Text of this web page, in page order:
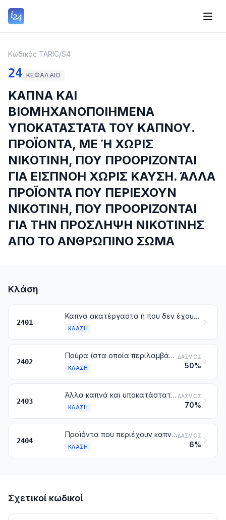
Κωδικός TARIC/S4
24 ΚΕΦΆΛΑΙΟ
ΚΑΠΝΑ ΚΑΙ
ΒΙΟΜΗΧΑΝΟΠΟΙΗΜΕΝΑ
ΥΠΟΚΑΤΑΣΤΑΤΑ ΤΟΥ ΚΑΠΝΟΥ.
ΠΡΟΪΟΝΤΑ, ΜΕ Ή ΧΩΡΙΣ
ΝΙΚΟΤΙΝΗ, ΠΟΥ ΠΡΟΟΡΙΖΟΝΤΑΙ
ΓΙΑ ΕΙΣΠΝΟΗ ΧΩΡΙΣ ΚΑΥΣΗ. ΆΛΛΑ
ΠΡΟΪΟΝΤΑ ΠΟΥ ΠΕΡΙΕΧΟΥΝ
ΝΙΚΟΤΙΝΗ, ΠΟΥ ΠΡΟΟΡΙΖΟΝΤΑΙ
ΓΙΑ ΤΗΝ ΠΡΟΣΛΗΨΗ ΝΙΚΟΤΙΝΗΣ
ΑΠΟ ΤΟ ΑΝΘΡΩΠΙΝΟ ΣΩΜΑ
Κλάση
2401
Καπνά ακατέργαστα ή που δεν έχουν βιομηχανοποιηθεί. Απορρίμματα καπνού
ΚΛΆΣΗ
2402
Πούρα (στα οποία περιλαμβάνονται και εκείνα με κομμένα τα άκρα), πουράκια και τσιγάρα, από καπνό ή υποκατάστατα του καπνού
ΚΛΆΣΗ
ΔΑΣΜΌΣ
50%
2403
Άλλα καπνά και υποκατάστατα του καπνού, που έχουν βιομηχανοποιηθεί. Καπνά «ομογενοποιημένα» ή «ανασχηματισμένα». Εκχυλίσματα και βάμματα καπνού
ΚΛΆΣΗ
ΔΑΣΜΌΣ
70%
2404
Προϊόντα που περιέχουν καπνό, ανασχηματισμένο καπνό, νικοτίνη ή υποκατάστατα καπνού ή νικοτίνης, προοριζόμενα για εισπνοή χωρίς καύση. Άλλα προϊόντα που περιέχουν νικοτίνη και προορίζονται για την πρόσληψη νικοτίνης από το ανθρώπινο σώμα
ΚΛΆΣΗ
ΔΑΣΜΌΣ
6%
Σχετικοί κωδικοί